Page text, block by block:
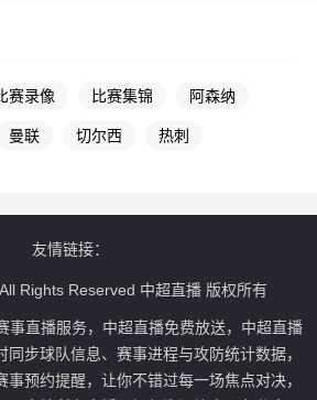
赛录像 比赛集锦 阿森纳
曼联 切尔西 热刺
友情链接：
Rights Reserved 中超直播 版权所有
事直播服务，中超直播免费放送，中超直播
步球队信息、赛事进程与攻防统计数据，
预约提醒，让你不错过每一场焦点对决，